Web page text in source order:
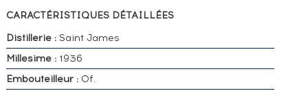
CARACTÉRISTIQUES DÉTAILLÉES
Distillerie :Saint James
Millesime :1936
Embouteilleur :Of.